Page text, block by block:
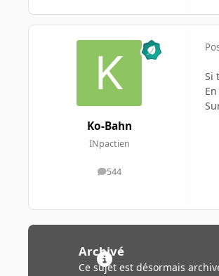
Ko-Bahn
INpactien
544
messages
Si
Archivé
Ce sujet est désormais